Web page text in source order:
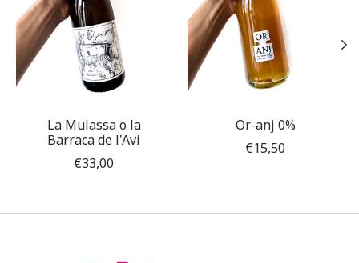
La Mulassa o la
Barraca de l'Avi
€33,00
Or-anj 0%
€15,50